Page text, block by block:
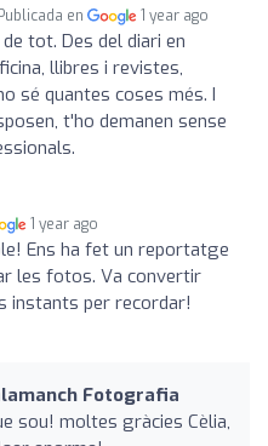
Publicada en 1 year ago
de tot. Des del diari en
llibres i revistes,
sé quantes coses més. I
t'ho demanen sense
1 year ago
Ens ha fet un reportatge
les fotos. Va convertir
instants per recordar!
Fotografia
sou! moltes gràcies Cèlia,